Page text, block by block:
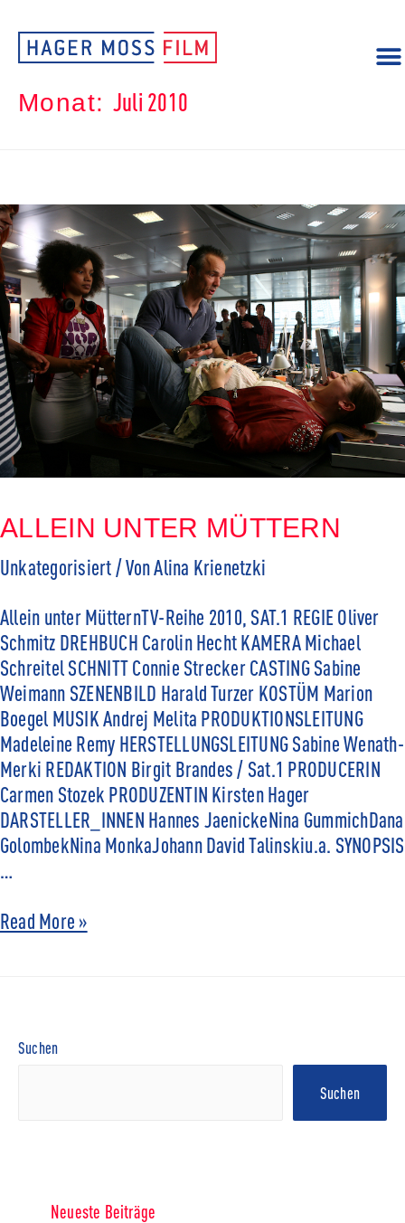
Monat: Juli 2010
ALLEIN UNTER MÜTTERN
Unkategorisiert/ VonAlina Krienetzki
Allein unter MütternTV-Reihe 2010, SAT.1 REGIE Oliver
Schmitz DREHBUCH Carolin Hecht KAMERA Michael
Schreitel SCHNITT Connie Strecker CASTING Sabine
Weimann SZENENBILD Harald Turzer KOSTÜM Marion
Boegel MUSIK Andrej Melita PRODUKTIONSLEITUNG
Madeleine Remy HERSTELLUNGSLEITUNG Sabine Wenath-
Merki REDAKTION Birgit Brandes / Sat.1 PRODUCERIN
Carmen Stozek PRODUZENTIN Kirsten Hager
DARSTELLER_INNEN Hannes JaenickeNina GummichDana
GolombekNina MonkaJohann David Talinskiu.a. SYNOPSIS
…
Read More »
Suchen
Suchen
Neueste Beiträge